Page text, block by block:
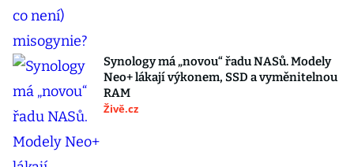
Synology má „novou“ řadu NASů. Modely
Neo+ lákají výkonem, SSD a vyměnitelnou
RAM
Živě.cz